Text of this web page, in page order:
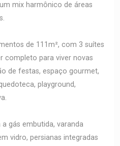
mix harmônico de áreas
de 111m², com 3 suítes
completo para viver novas
de festas, espaço gourmet,
playground,
gás embutida, varanda
vidro, persianas integradas